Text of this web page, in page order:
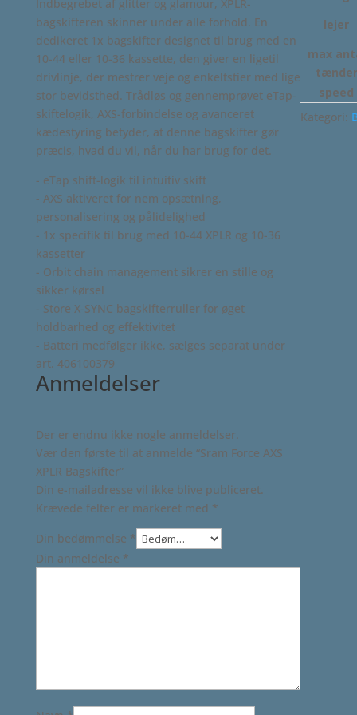
Indbegrebet af glitter og glamour, XPLR-
bagskifteren skinner under alle forhold. En
dedikeret 1x bagskifter designet til brug med en
10-44 eller 10-36 kassette, den giver en ligetil
drivlinje, der mestrer veje og enkeltstier med lige
stor bevidsthed. Trådløs og gennemprøvet eTap-
skiftelogik, AXS-forbindelse og avanceret
kædestyring betyder, at denne bagskifter gør
præcis, hvad du vil, når du har brug for det.
- eTap shift-logik til intuitiv skift
- AXS aktiveret for nem opsætning,
personalisering og pålidelighed
- 1x specifik til brug med 10-44 XPLR og 10-36
kassetter
- Orbit chain management sikrer en stille og
sikker kørsel
- Store X-SYNC bagskifterruller for øget
holdbarhed og effektivitet
- Batteri medfølger ikke, sælges separat under
art. 406100379
Anmeldelser
Der er endnu ikke nogle anmeldelser.
Vær den første til at anmelde “Sram Force AXS
XPLR Bagskifter”
Din e-mailadresse vil ikke blive publiceret.
Krævede felter er markeret med *
Din bedømmelse *
Din anmeldelse *
lejer
max
tænder
speed
Kategori: